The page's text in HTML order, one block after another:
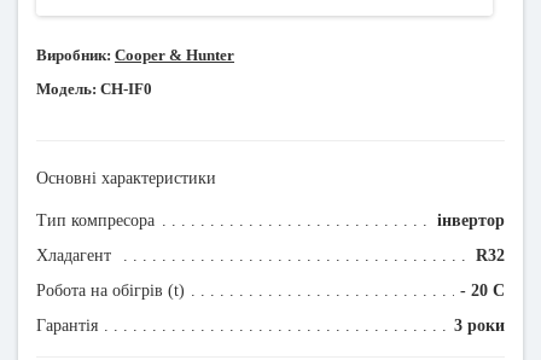
Виробник: Cooper & Hunter
Модель: CH-IF0
Основні характеристики
Тип компресора
інвертор
Хладагент
R32
Робота на обігрів (t)
- 20 C
Гарантія
3 роки